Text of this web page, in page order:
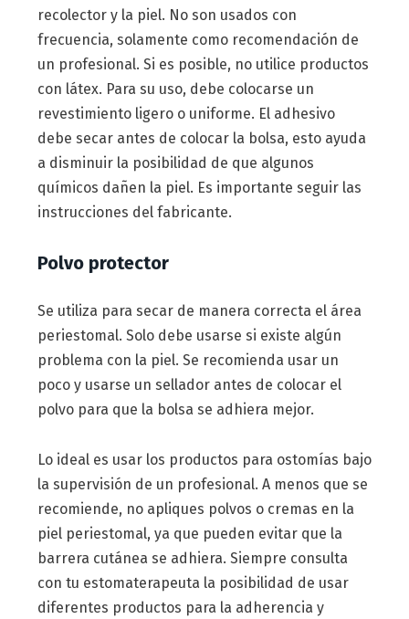
recolector y la piel. No son usados con
frecuencia, solamente como recomendación de
un profesional. Si es posible, no utilice productos
con látex. Para su uso, debe colocarse un
revestimiento ligero o uniforme. El adhesivo
debe secar antes de colocar la bolsa, esto ayuda
a disminuir la posibilidad de que algunos
químicos dañen la piel. Es importante seguir las
instrucciones del fabricante.
Polvo protector
Se utiliza para secar de manera correcta el área
periestomal. Solo debe usarse si existe algún
problema con la piel. Se recomienda usar un
poco y usarse un sellador antes de colocar el
polvo para que la bolsa se adhiera mejor.
Lo ideal es usar los productos para ostomías bajo
la supervisión de un profesional. A menos que se
recomiende, no apliques polvos o cremas en la
piel periestomal, ya que pueden evitar que la
barrera cutánea se adhiera. Siempre consulta
con tu estomaterapeuta la posibilidad de usar
diferentes productos para la adherencia y